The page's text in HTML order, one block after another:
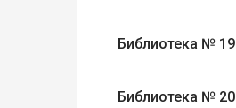
Библиотека № 19
Библиотека № 20